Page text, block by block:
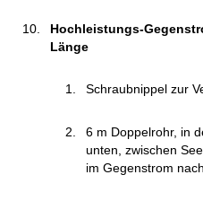
Hochleistungs-
Länge
Schraubnippel zur
6 m Doppelrohr, in
unten, zwischen
im Gegenstrom